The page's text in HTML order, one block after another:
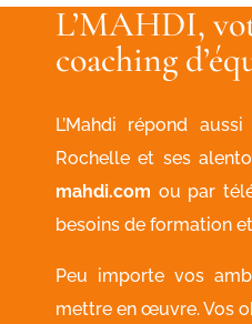
L’MAHDI,
coaching
L’Mahdi répond
Rochelle et ses
mahdi.com ou par
besoins de formation
Peu importe vos
mettre en œuvre. Vos